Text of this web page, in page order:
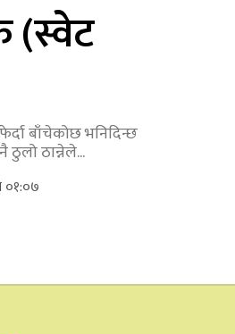
(स्वेट
बाँचेकोछ भनिदिन्छ
ठुलो ठान्नेले...
०१:०७